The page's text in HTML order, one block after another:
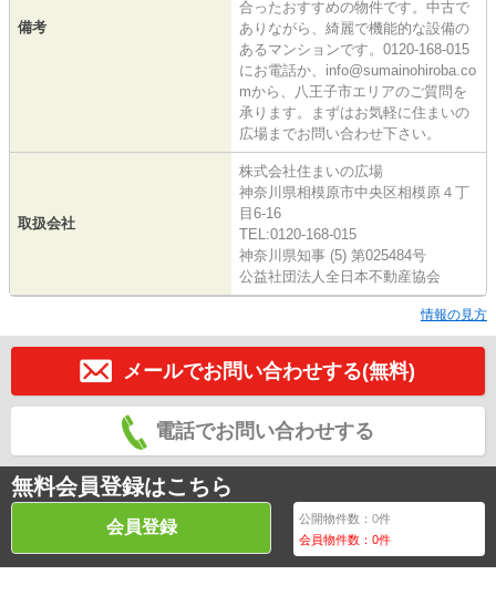
備考
合ったおすすめの物件です。中古で
ありながら、綺麗で機能的な設備の
あるマンションです。0120-168-015
にお電話か、info@sumainohiroba.co
mから、八王子市エリアのご質問を
承ります。まずはお気軽に住まいの
広場までお問い合わせ下さい。
取扱会社
株式会社住まいの広場
神奈川県相模原市中央区相模原４丁
目6-16
TEL:0120-168-015
神奈川県知事 (5) 第025484号
公益社団法人全日本不動産協会
情報の見方
メールでお問い合わせする(無料)
電話でお問い合わせする
無料会員登録はこちら
会員登録 公開物件数：0件
会員物件数：0件